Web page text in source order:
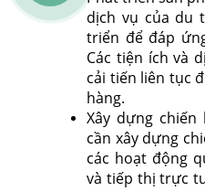
dịch vụ của du
triển để đáp
Các tiện ích và
cải tiến liên tục
hàng.
Xây dựng
cần xây dựng
các hoạt động
và tiếp thị trực